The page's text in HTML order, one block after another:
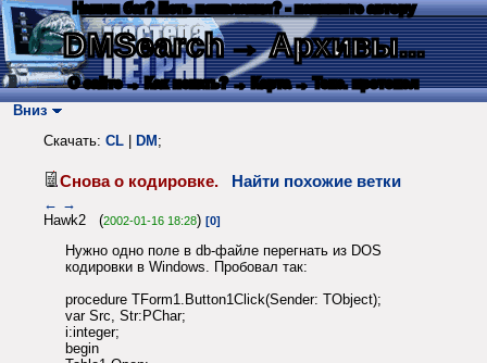
Нашли баг? Есть пожелания? - напишите автору
DMSearch→ Архивы...
О сайте → Как искать? → Карта → Текс. протокол
Вниз
Скачать: CL DM ;
Снова о кодировке. Найти похожие ветки
← →
Hawk2 (2002-01-16 18:28) [0]
Нужно одно поле в db-файле перегнать из DOS
кодировки в Windows. Пробовал так:
procedure TForm1.Button1Click(Sender: TObject);
var Src, Str:PChar;
i:integer;
begin